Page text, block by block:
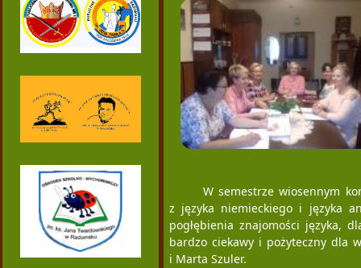
W semestrze wiosennym
z języka niemieckiego i języka
pogłębienia znajomości języka,
bardzo ciekawy i pożyteczny dla
i Marta Szuler.